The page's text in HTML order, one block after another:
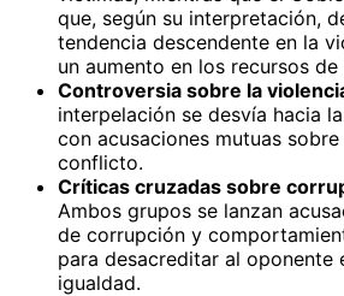
que, según su interpretación,
tendencia descendente en la
un aumento en los recursos
Controversia sobre la
interpelación se desvía hacia
con acusaciones mutuas
conflicto.
Críticas cruzadas sobre
Ambos grupos se lanzan
de corrupción y
para desacreditar al oponente
igualdad.